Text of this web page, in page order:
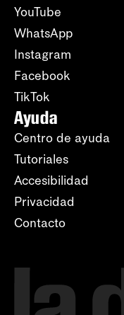
YouTube
WhatsApp
Instagram
Facebook
TikTok
Ayuda
Centro de ayuda
Tutoriales
Accesibilidad
Privacidad
Contacto